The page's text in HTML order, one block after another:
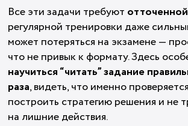
Все эти задачи требуют
регулярной тренировки даже
может потеряться на экзамене —
что не привык к формату. Здесь
научиться “читать” задание
раза, видеть, что именно
построить стратегию решения и не
на лишние действия.